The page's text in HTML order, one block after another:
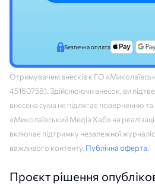
Безпечна оплата
Отримувачем внесків є ГО
45160758). Здійснюючи внесок, ви
внесена сума не підлягає поверненню
«Миколаївський Медіа Хаб» на
включає підтримку незалежної
важливого контенту. Публічна оферта.
Проєкт рішення